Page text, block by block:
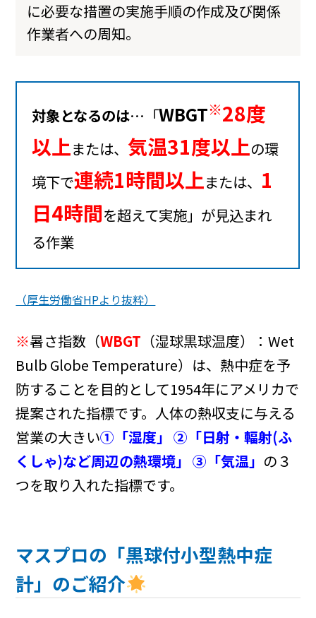
に必要な措置の実施手順の作成及び関係
作業者への周知。
対象となるのは…「WBGT※28度
以上または、 気温31度以上の環
境下で連続1時間以上または、 1
日4時間を超えて実施」が見込まれ
る作業
（厚生労働省HPより抜粋）
※暑さ指数（WBGT （湿球黒球温度）：Wet
Bulb Globe Temperature）は、熱中症を予
防することを目的として1954年にアメリカで
提案された指標です。人体の熱収支に与える
営業の大きい①「湿度」 ②「日射・輻射(ふ
くしゃ)など周辺の熱環境」 ③「気温」 の３
つを取り入れた指標です。
マスプロの「黒球付小型熱中症
計」のご紹介